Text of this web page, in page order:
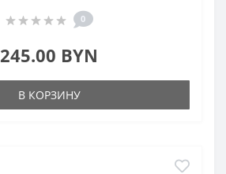
0
245.00 BYN
В КОРЗИНУ